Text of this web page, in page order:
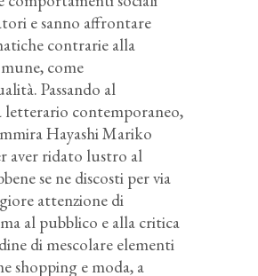
e sanno affrontare
contrarie alla
come
Passando al
letterario contemporaneo,
Hayashi Mariko
aver ridato lustro al
se ne discosti per via
attenzione di
al pubblico e alla critica
di mescolare elementi
shopping e moda, a